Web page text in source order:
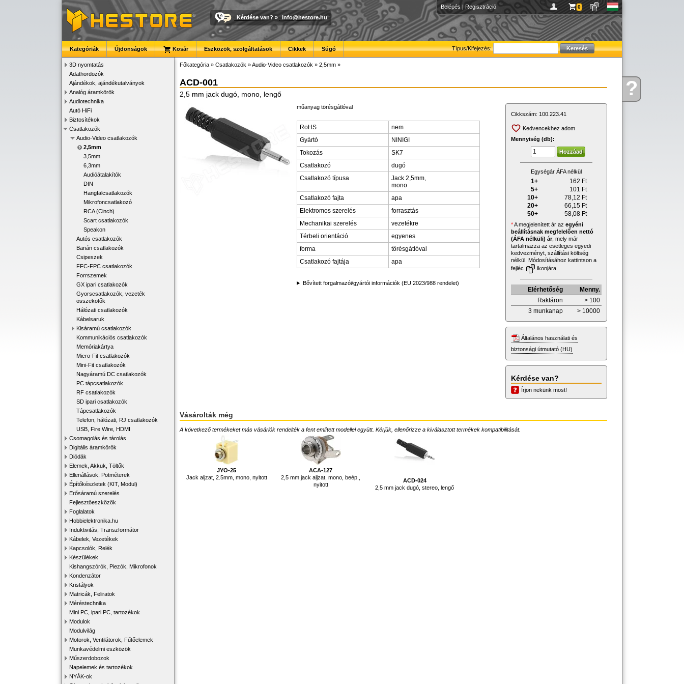
Kérdése?
Belépés | Regisztráció 0
Kérdése van? » info@hestore.hu
Típus/Kifejezés:
Kategóriák Újdonságok Kosár Eszközök, szolgáltatások Cikkek Súgó
3D nyomtatás
Adathordozók
Ajándékok, ajándékutalványok
Analóg áramkörök
Audiotechnika
Autó HiFi
Biztosítékok
Csatlakozók
Audio-Video csatlakozók
2,5mm
3,5mm
6,3mm
Audióátalakítók
DIN
Hangfalcsatlakozók
Mikrofoncsatlakozó
RCA (Cinch)
Scart csatlakozók
Speakon
Autós csatlakozók
Banán csatlakozók
Csipeszek
FFC-FPC csatlakozók
Forrszemek
GX ipari csatlakozók
Gyorscsatlakozók, vezeték
összekötők
Hálózati csatlakozók
Kábelsaruk
Kisáramú csatlakozók
Kommunikációs csatlakozók
Memóriakártya
Micro-Fit csatlakozók
Mini-Fit csatlakozók
Nagyáramú DC csatlakozók
PC tápcsatlakozók
RF csatlakozók
SD ipari csatlakozók
Tápcsatlakozók
Telefon, hálózati, RJ csatlakozók
USB, Fire Wire, HDMI
Csomagolás és tárolás
Digitális áramkörök
Diódák
Elemek, Akkuk, Töltők
Ellenállások, Potméterek
Építőkészletek (KIT, Modul)
Erősáramú szerelés
Fejlesztőeszközök
Foglalatok
Hobbielektronika.hu
Induktivitás, Transzformátor
Kábelek, Vezetékek
Kapcsolók, Relék
Készülékek
Kishangszórók, Piezók, Mikrofonok
Kondenzátor
Kristályok
Matricák, Feliratok
Méréstechnika
Mini PC, ipari PC, tartozékok
Modulok
Modulvilág
Motorok, Ventilátorok, Fűtőelemek
Munkavédelmi eszközök
Műszerdobozok
Napelemek és tartozékok
NYÁK-ok
Főkategória » Csatlakozók »Audio-Video csatlakozók » 2,5mm »
ACD-001
2,5 mm jack dugó, mono, lengő
műanyag törésgátlóval
RoHS
nem
Gyártó
NINIGI
Tokozás
SK7
Csatlakozó
dugó
Csatlakozó típusa
Jack 2,5mm,
mono
Csatlakozó fajta
apa
Elektromos szerelés
forrasztás
Mechanikai szerelés
vezetékre
Térbeli orientáció
egyenes
forma
törésgátlóval
Csatlakozó fajtája
apa
Bővített forgalmazói/gyártói információk (EU 2023/988 rendelet)
Cikkszám: 100.223.41
Kedvencekhez adom
Mennyiség (db):
Egységár ÁFA nélkül
1+ 162 Ft
5+
101 Ft
10+
78,12 Ft
20+
66,15 Ft
50+
58,08 Ft
*A megjelenített ár az egyéni
beállításnak megfelelően nettó
(ÁFA nélküli) ár, mely már
tartalmazza az esetleges egyedi
kedvezményt, szállítási költség
nélkül. Módosításához kattintson a
fejléc
ikonjára.
Elérhetőség
Menny.
Raktáron
> 100
3 munkanap
> 10000
Általános használati és
biztonsági útmutató (HU)
Kérdése van?
Írjon nekünk most!
Vásárolták még
A következő termékeket más vásárlók rendelték a fent említett modellel együtt. Kérjük, ellenőrizze a kiválasztott termékek kompatibilitását.
JYO-25
Jack aljzat, 2.5mm, mono, nyitott
ACA-127
2,5 mm jack aljzat, mono, beép.,
nyitott
ACD-024
2,5 mm jack dugó, stereo, lengő